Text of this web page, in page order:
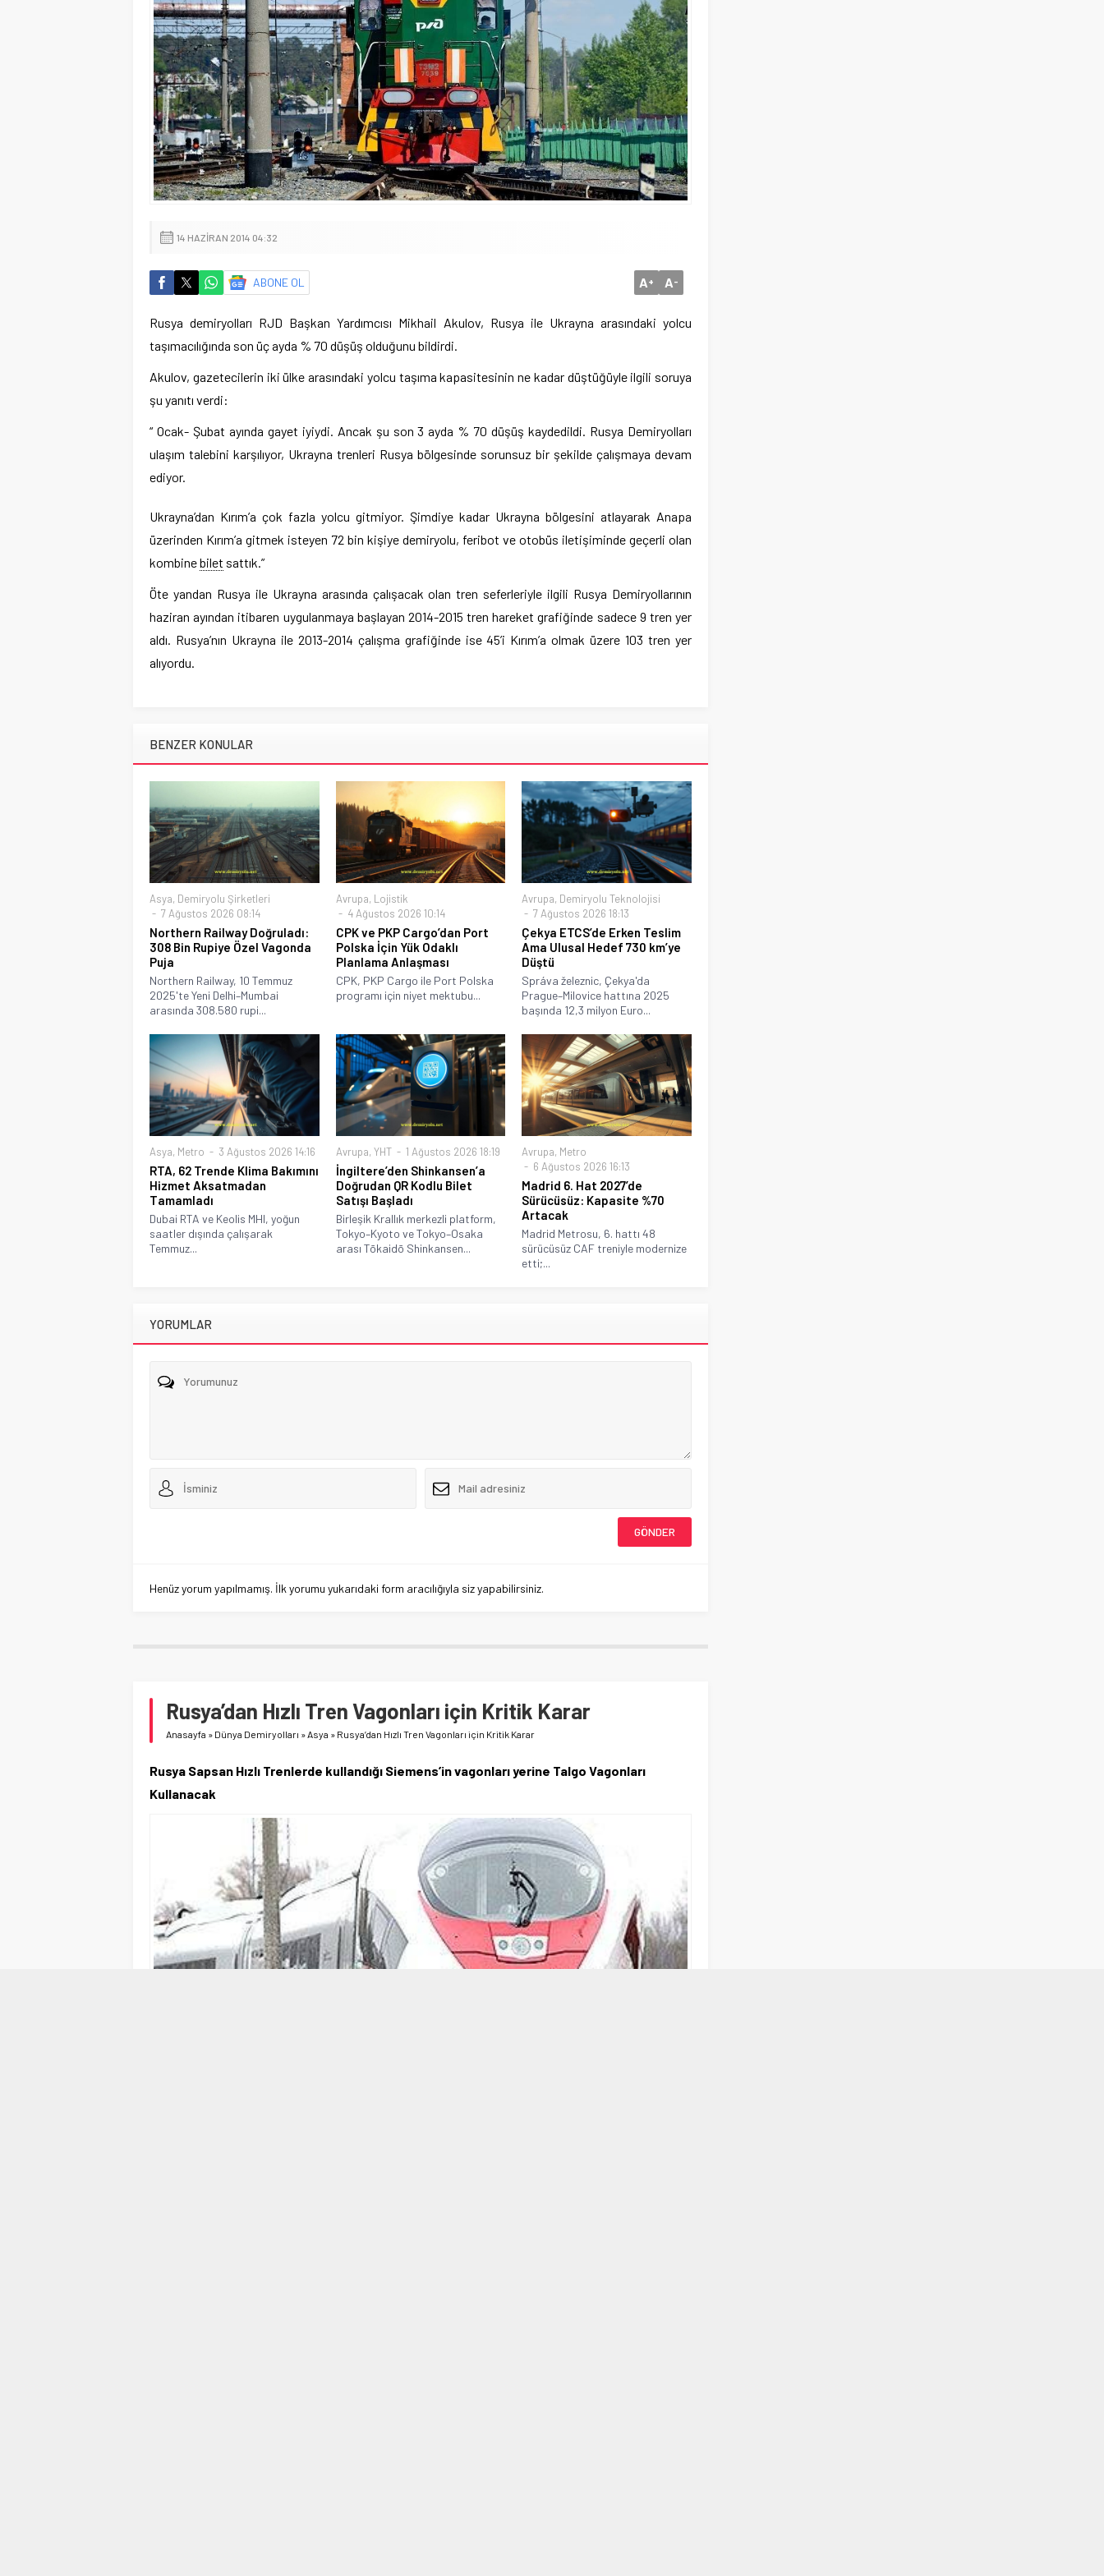
14 HAZIRAN 2014 04:32
ABONE OL A+ A-
Rusya demiryolları RJD Başkan Yardımcısı Mikhail Akulov, Rusya ile Ukrayna arasındaki yolcu
taşımacılığında son üç ayda % 70 düşüş olduğunu bildirdi.
Akulov, gazetecilerin iki ülke arasındaki yolcu taşıma kapasitesinin ne kadar düştüğüyle ilgili soruya
şu yanıtı verdi:
“ Ocak- Şubat ayında gayet iyiydi. Ancak şu son 3 ayda % 70 düşüş kaydedildi. Rusya Demiryolları
ulaşım talebini karşılıyor, Ukrayna trenleri Rusya bölgesinde sorunsuz bir şekilde çalışmaya devam
ediyor.
Ukrayna’dan Kırım’a çok fazla yolcu gitmiyor. Şimdiye kadar Ukrayna bölgesini atlayarak Anapa
üzerinden Kırım’a gitmek isteyen 72 bin kişiye demiryolu, feribot ve otobüs iletişiminde geçerli olan
kombinebilet sattık.”
Öte yandan Rusya ile Ukrayna arasında çalışacak olan tren seferleriyle ilgili Rusya Demiryollarının
haziran ayından itibaren uygulanmaya başlayan 2014-2015 tren hareket grafiğinde sadece 9 tren yer
aldı. Rusya’nın Ukrayna ile 2013-2014 çalışma grafiğinde ise 45’i Kırım’a olmak üzere 103 tren yer
alıyordu.
BENZER KONULAR
Asya, Demiryolu Şirketleri
7 Ağustos 2026 08:14
Northern Railway Doğruladı:
308 Bin Rupiye Özel Vagonda
Puja
Northern Railway, 10 Temmuz
2025'te Yeni Delhi–Mumbai
arasında 308.580 rupi...
Avrupa, Lojistik
4 Ağustos 2026 10:14
CPK ve PKP Cargo’dan Port
Polska İçin Yük Odaklı
Planlama Anlaşması
CPK, PKP Cargo ile Port Polska
programı için niyet mektubu...
Avrupa, Demiryolu Teknolojisi
7 Ağustos 2026 18:13
Çekya ETCS’de Erken Teslim
Ama Ulusal Hedef 730 km’ye
Düştü
Správa železnic, Çekya'da
Prague–Milovice hattına 2025
başında 12,3 milyon Euro...
Asya, Metro 3 Ağustos 2026 14:16
RTA, 62 Trende Klima Bakımını
Hizmet Aksatmadan
Tamamladı
Dubai RTA ve Keolis MHI, yoğun
saatler dışında çalışarak
Temmuz...
Avrupa, YHT 1 Ağustos 2026 18:19
İngiltere’den Shinkansen’a
Doğrudan QR Kodlu Bilet
Satışı Başladı
Birleşik Krallık merkezli platform,
Tokyo–Kyoto ve Tokyo–Osaka
arası Tōkaidō Shinkansen...
Avrupa, Metro
6 Ağustos 2026 16:13
Madrid 6. Hat 2027’de
Sürücüsüz: Kapasite %70
Artacak
Madrid Metrosu, 6. hattı 48
sürücüsüz CAF treniyle modernize
etti;...
YORUMLAR
Henüz yorum yapılmamış. İlk yorumu yukarıdaki form aracılığıyla siz yapabilirsiniz.
Rusya’dan Hızlı Tren Vagonları için Kritik Karar
Anasayfa » Dünya Demiryolları »Asya » Rusya’dan Hızlı Tren Vagonları için Kritik Karar
Rusya Sapsan Hızlı Trenlerde kullandığı Siemens’in vagonları yerine Talgo Vagonları
Kullanacak